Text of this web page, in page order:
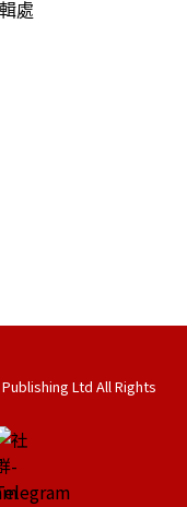
處
Ltd All Rights